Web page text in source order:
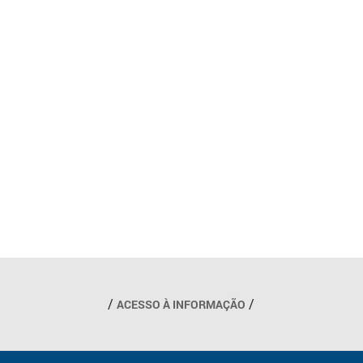
Outros links
ACESSO À INFORMAÇÃO